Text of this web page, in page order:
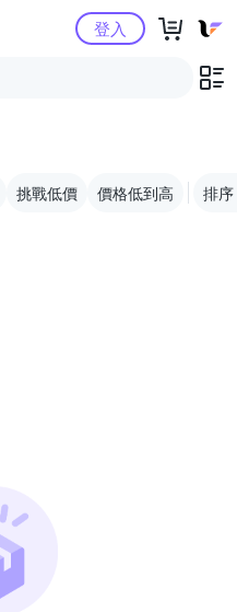
購物中心登入
挑戰低價 價格低到高 排序